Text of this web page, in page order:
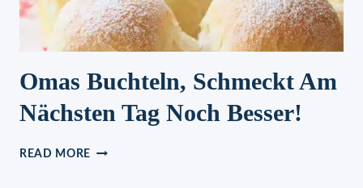
Omas Buchteln, Schmeckt Am
Nächsten Tag Noch Besser!
READ MORE OMAS